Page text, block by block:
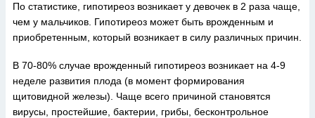
По статистике, гипотиреоз возникает у девочек в 2 раза чаще,
чем у мальчиков. Гипотиреоз может быть врожденным и
приобретенным, который возникает в силу различных причин.
В 70-80% случае врожденный гипотиреоз возникает на 4-9
неделе развития плода (в момент формирования
щитовидной железы). Чаще всего причиной становятся
вирусы, простейшие, бактерии, грибы, бесконтрольное